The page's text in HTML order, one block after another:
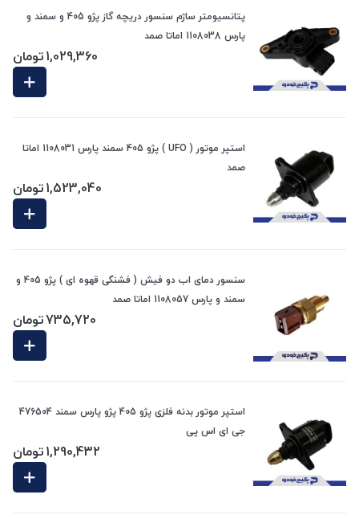
پتانسیومتر ساژم سنسور دریچه گاز پژو 405 و سمند و
پارس 1108038 اماتا صمد
1,029,360تومان
استپر موتور ( UFO ) پژو 405 سمند پارس 1108031 اماتا
صمد
1,523,040تومان
سنسور دمای اب دو فیش ( فشنگی قهوه ای ) پژو 405 و
سمند و پارس 1108057 اماتا صمد
735,720تومان
استپر موتور بدنه فلزی پژو 405 پژو پارس سمند 476504
جی ای اس پی
1,290,432تومان